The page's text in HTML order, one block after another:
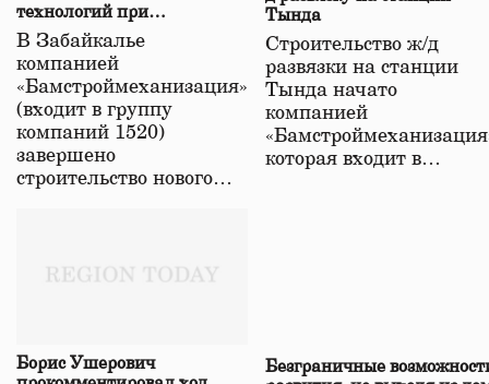
технологий при
строительстве нового моста
в Забайкалье
В Забайкалье
компанией
«Бамстроймеханизация»
(входит в группу
компаний 1520)
завершено
строительство нового…
Тында
Строительство ж/д
развязки на станции
Тында начато
компанией
которая входит в…
Борис Ушерович
Безграничные